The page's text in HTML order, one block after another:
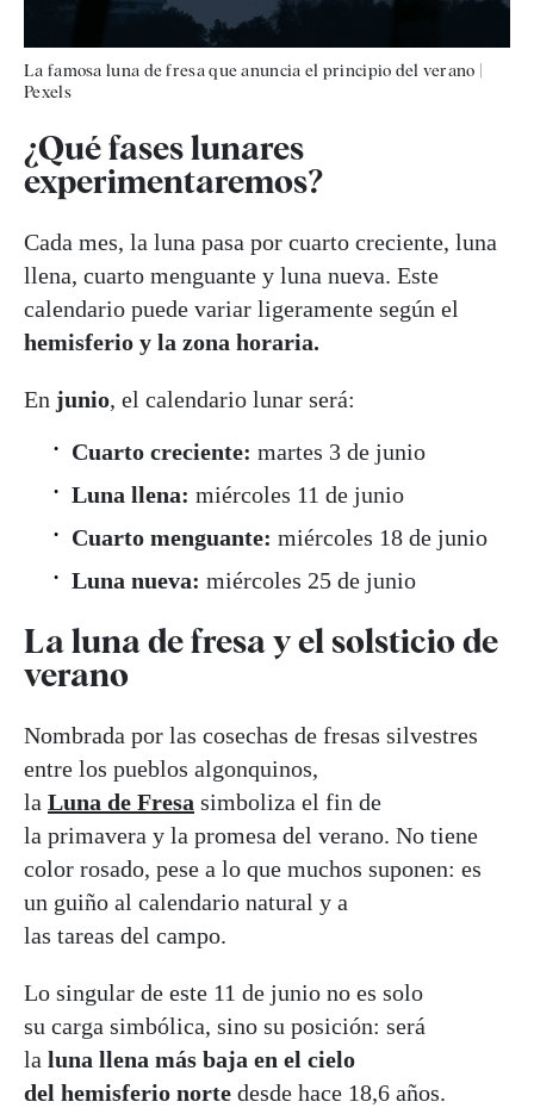
La famosa luna de fresa que anuncia el principio del verano
Pexels
¿Qué fases lunares
experimentaremos?
Cada mes, la luna pasa por cuarto creciente, luna
llena, cuarto menguante y luna nueva. Este
calendario puede variar ligeramente según el
hemisferio y la zona horaria.
En junio, el calendario lunar será:
Cuarto creciente: martes 3 de junio
Luna llena: miércoles 11 de junio
Cuarto menguante: miércoles 18 de junio
Luna nueva: miércoles 25 de junio
La luna de fresa y el solsticio de
verano
Nombrada por las cosechas de fresas silvestres
entre los pueblos algonquinos,
la Luna de Fresa simboliza el fin de
la primavera y la promesa del verano. No tiene
color rosado, pese a lo que muchos suponen: es
un guiño al calendario natural y a
las tareas del campo.
Lo singular de este 11 de junio no es solo
su carga simbólica, sino su posición: será
la luna llena más baja en el cielo
del hemisferio norte desde hace 18,6 años.